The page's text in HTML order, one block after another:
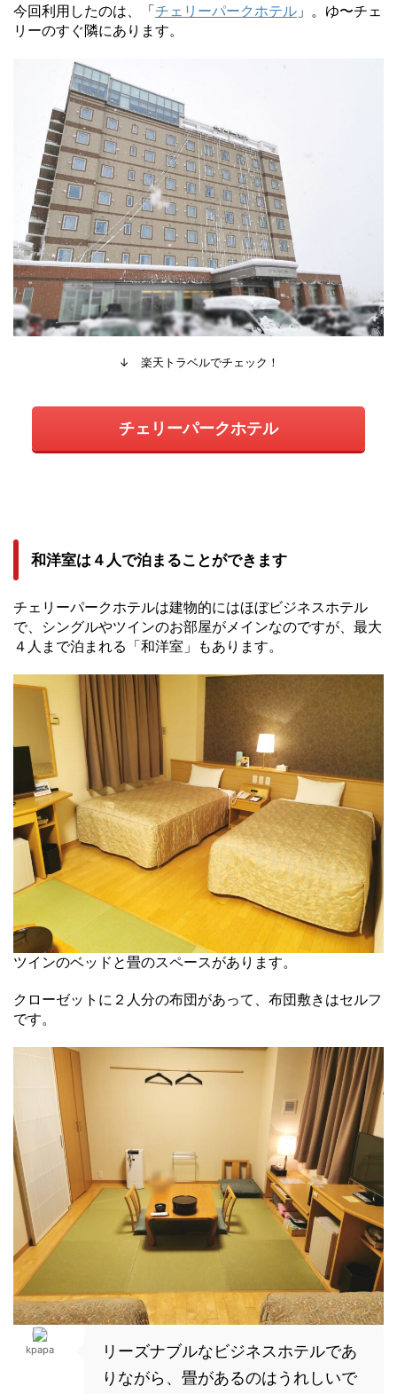
今回利用したのは、「チェリーパークホテル 」。ゆ〜チェ
リーのすぐ隣にあります。
↓ 楽天トラベルでチェック！
チェリーパークホテル
和洋室は４人で泊まることができます
チェリーパークホテルは建物的にはほぼビジネスホテル
で、シングルやツインのお部屋がメインなのですが、最大
４人まで泊まれる「和洋室」もあります。
ツインのベッドと畳のスペースがあります。
クローゼットに２人分の布団があって、布団敷きはセルフ
です。
kpapa
リーズナブルなビジネスホテルであ
りながら、畳があるのはうれしいで